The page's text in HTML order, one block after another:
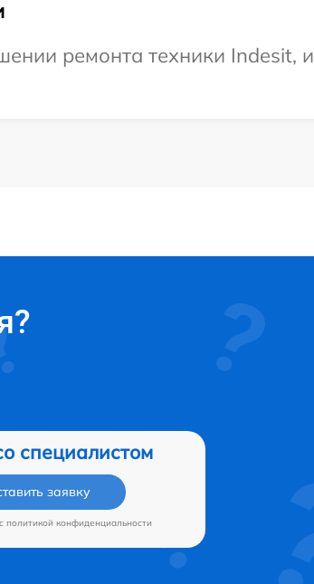
ремонта техники Indesit,
специалистом
заявку
политикой конфиденциальности